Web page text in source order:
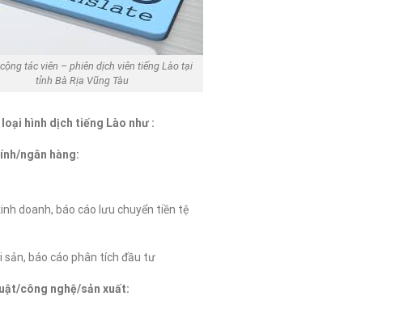
cộng tác viên – phiên dịch viên tiếng Lào tại
tỉnh Bà Rịa Vũng Tàu
hình dịch tiếng Lào như :
ngân hàng:
doanh, báo cáo lưu chuyển tiền tệ
sản, báo cáo phân tích đầu tư
công nghệ/sản xuất: